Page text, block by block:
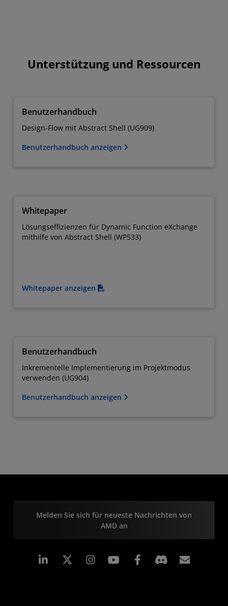
Unterstützung und Ressourcen
Benutzerhandbuch
Design-Flow mit Abstract Shell (UG909)
Benutzerhandbuch anzeigen
Whitepaper
Lösungseffizienzen für Dynamic Function eXchange
mithilfe von Abstract Shell (WP533)
Whitepaper anzeigen
Benutzerhandbuch
Inkrementelle Implementierung im Projektmodus
verwenden (UG904)
Benutzerhandbuch anzeigen
Melden Sie sich für neueste Nachrichten von
AMD an
LinkedIn Instagram Facebook